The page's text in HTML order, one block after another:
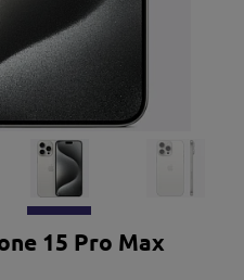
15 Pro Max